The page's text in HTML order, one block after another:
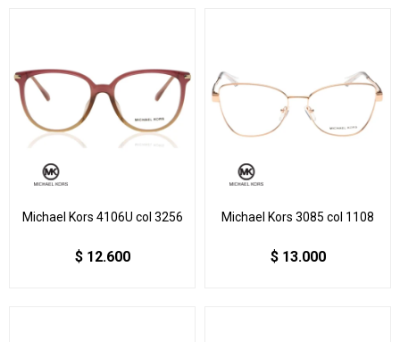
Michael Kors 4106U col 3256
$ 12.600
Michael Kors 3085 col 1108
$ 13.000